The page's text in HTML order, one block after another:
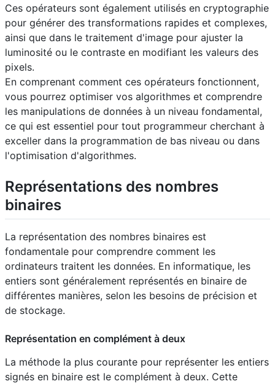
Ces opérateurs sont également utilisés en cryptographie
pour générer des transformations rapides et complexes,
ainsi que dans le traitement d'image pour ajuster la
luminosité ou le contraste en modifiant les valeurs des
pixels.
En comprenant comment ces opérateurs fonctionnent,
vous pourrez optimiser vos algorithmes et comprendre
les manipulations de données à un niveau fondamental,
ce qui est essentiel pour tout programmeur cherchant à
exceller dans la programmation de bas niveau ou dans
l'optimisation d'algorithmes.
Représentations des nombres
binaires
La représentation des nombres binaires est
fondamentale pour comprendre comment les
ordinateurs traitent les données. En informatique, les
entiers sont généralement représentés en binaire de
différentes manières, selon les besoins de précision et
de stockage.
Représentation en complément à deux
La méthode la plus courante pour représenter les entiers
signés en binaire est le complément à deux. Cette